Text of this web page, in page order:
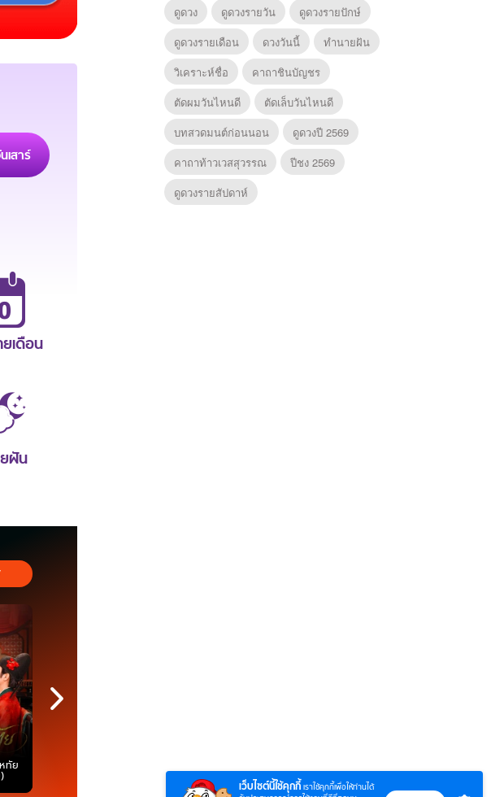
เสาร์
เดือน
ฝัน
ทัย 5 6 พบเธอ (พากย์
ไทย) 7 (Uncut Ver.) 8 (พาก
ดูดวง ดูดวงรายวัน
ดูดวงรายปักษ์
ดูดวงรายเดือน
ดวงวันนี้
ทํานายฝัน
วิเคราะห์ชื่อ
คาถาชินบัญชร
ตัดผมวันไหนดี
ตัดเล็บวันไหนดี
บทสวดมนต์ก่อนนอน
ดูดวงปี 2569
คาถาท้าวเวสสุวรรณ
ปีชง 2569
ดูดวงรายสัปดาห์
เว็บไซต์นี้ใช้คุกกี้ เราใช้คุกกี้เพื่อให้ท่านได้